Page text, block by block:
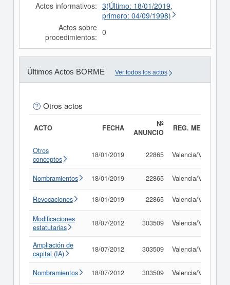
Actos informativos: 3(Último: 18/01/2019,
primero: 04/09/1998)
Actos sobre
procedimientos: 0
Últimos Actos BORME Ver todos los actos
Otros actos
ACTO FECHA
Nº
ANUNCIO
REG. MERC.
Otros
conceptos
18/01/2019 22865 Valencia/València
Nombramientos 18/01/2019 22865 Valencia/València
Revocaciones 18/01/2019 22865 Valencia/València
Modificaciones
estatutarias
18/07/2012 303509 Valencia/València
Ampliación de
capital (IA)
18/07/2012 303509 Valencia/València
Nombramientos 18/07/2012 303509 Valencia/València